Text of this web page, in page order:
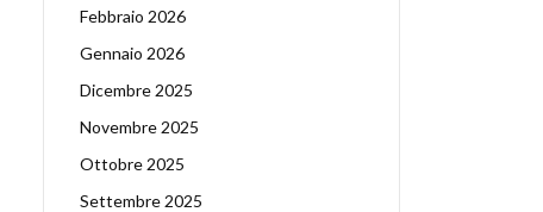
Febbraio 2026
Gennaio 2026
Dicembre 2025
Novembre 2025
Ottobre 2025
Settembre 2025